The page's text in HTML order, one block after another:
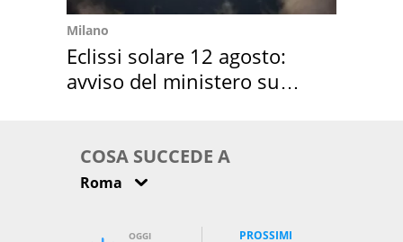
Milano
Eclissi solare 12 agosto:
avviso del ministero su